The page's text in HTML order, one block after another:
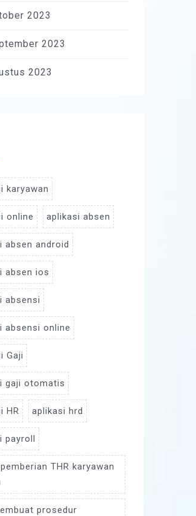
2023
2023
2023
karyawan
online aplikasi absen
absen android
absen ios
absensi
absensi online
Gaji
gaji otomatis
HR aplikasi hrd
payroll
THR karyawan
prosedur